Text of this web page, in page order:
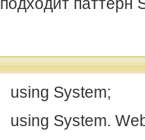
подходит паттерн
using System;
using System.